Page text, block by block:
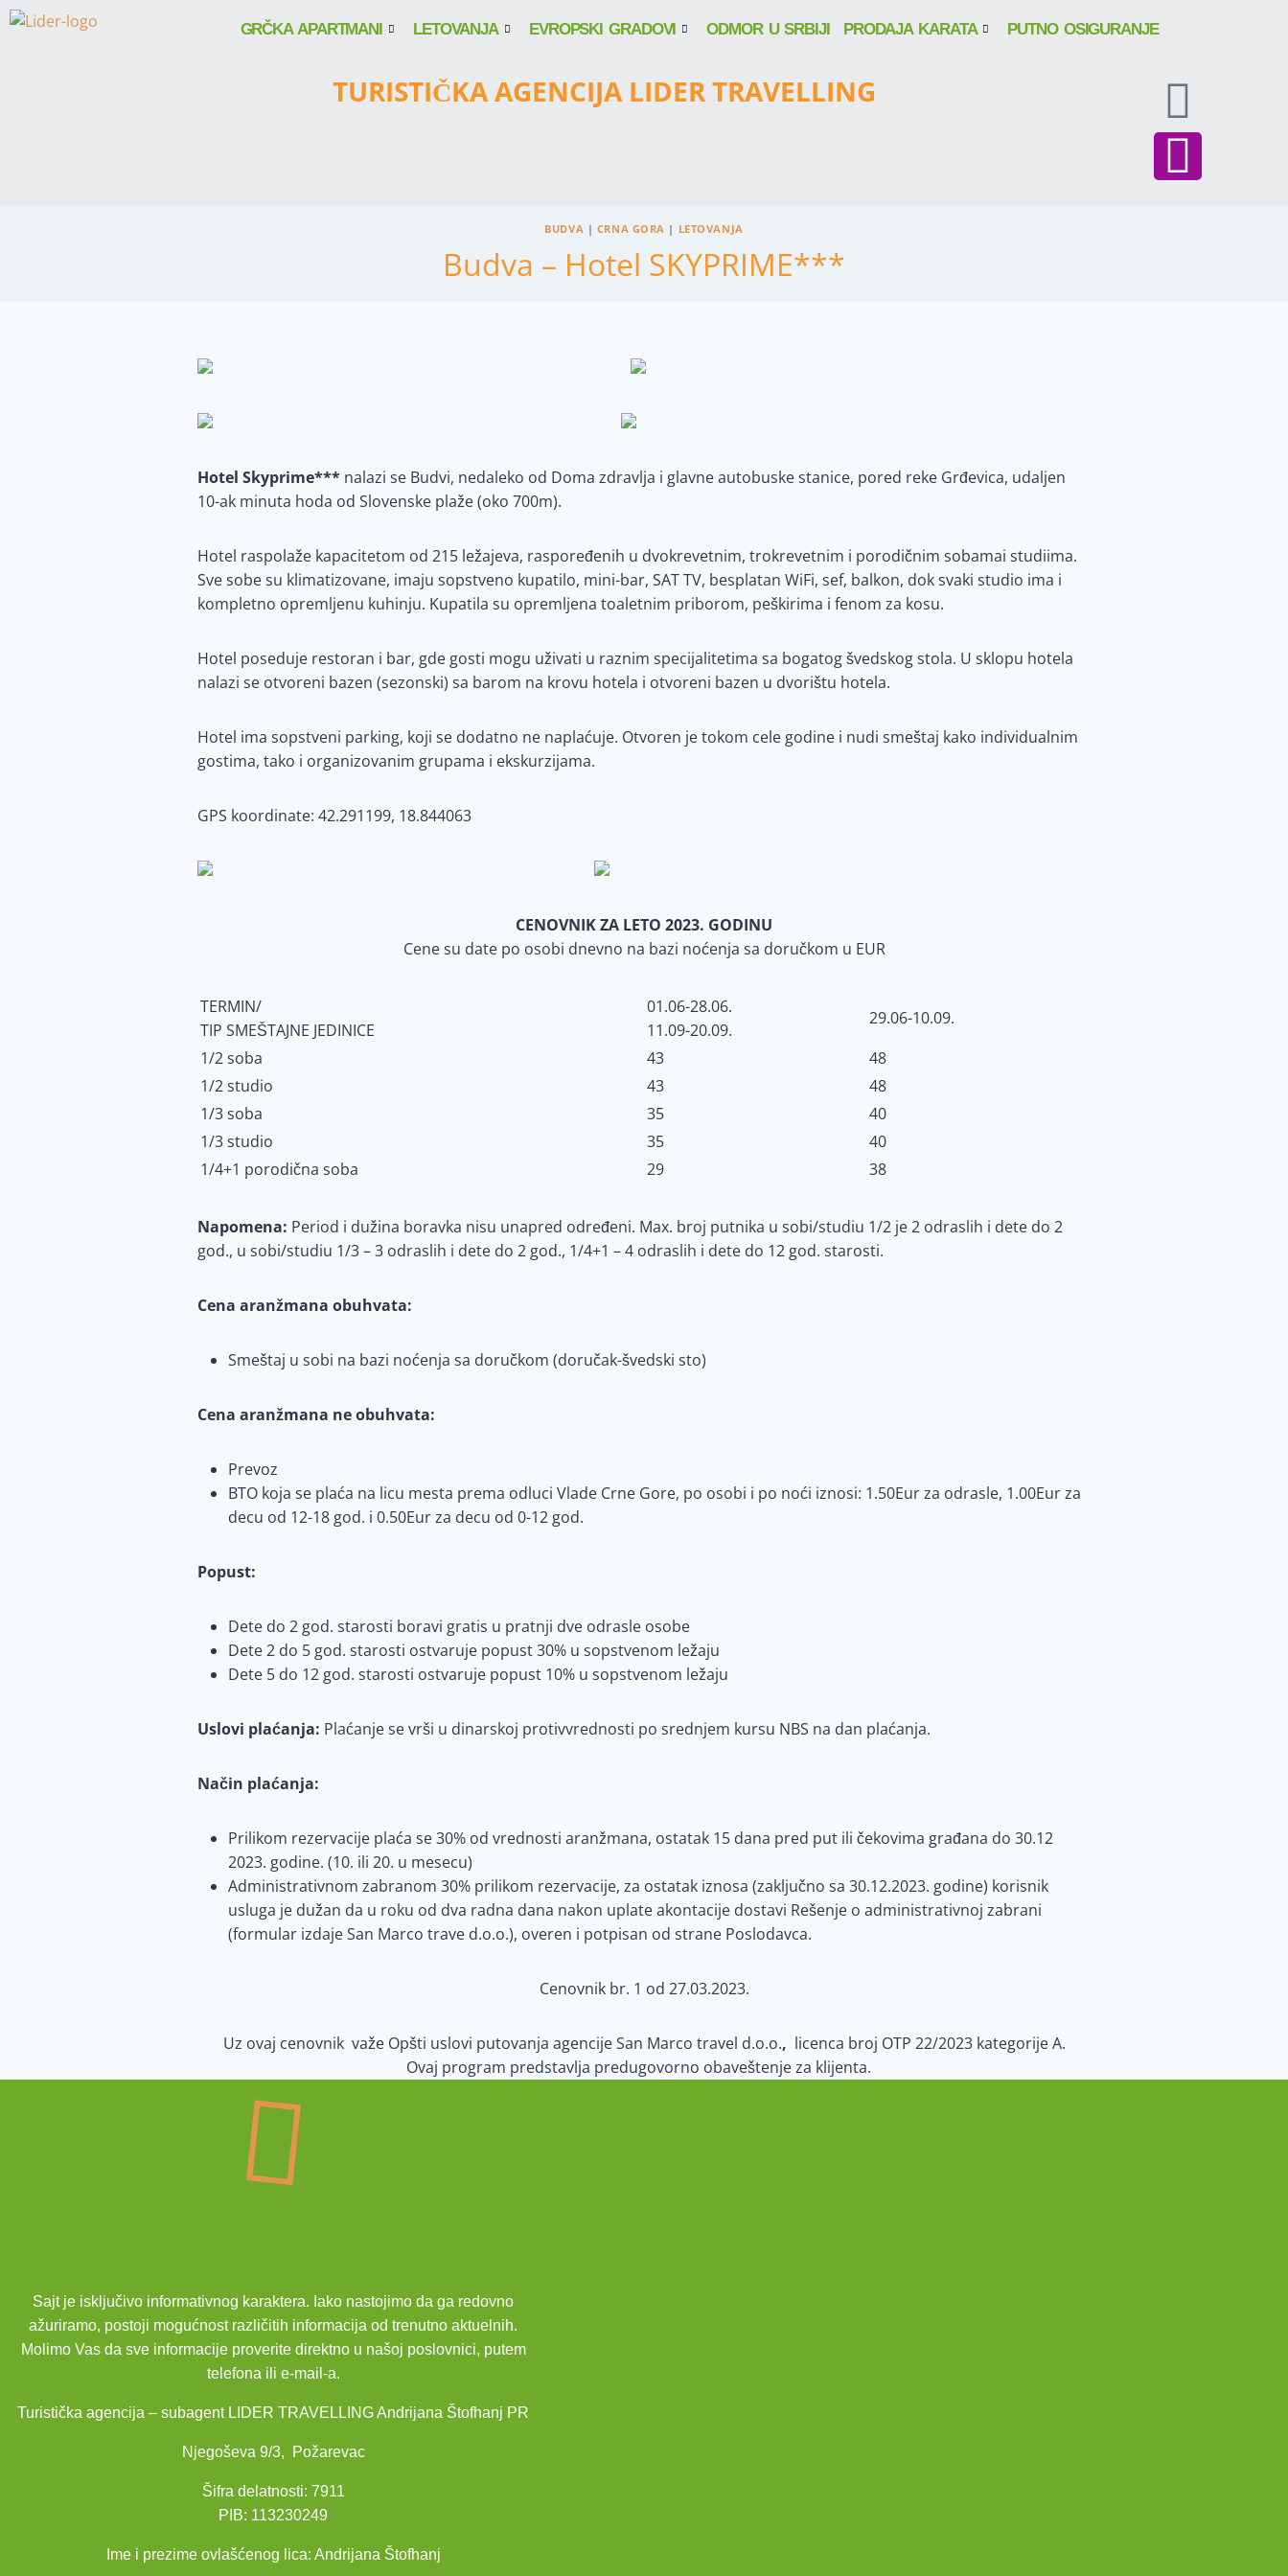
GRČKA APARTMANI LETOVANJA EVROPSKI GRADOVI ODMOR U SRBIJI PRODAJA KARATA PUTNO OSIGURANJE
TURISTIČKA AGENCIJA LIDER TRAVELLING
BUDVA | CRNA GORA | LETOVANJA
Budva – Hotel SKYPRIME***
Hotel Skyprime*** nalazi se Budvi, nedaleko od Doma zdravlja i glavne autobuske stanice, pored reke Grđevica, udaljen
10-ak minuta hoda od Slovenske plaže (oko 700m).
Hotel raspolaže kapacitetom od 215 ležajeva, raspoređenih u dvokrevetnim, trokrevetnim i porodičnim sobamai studiima.
Sve sobe su klimatizovane, imaju sopstveno kupatilo, mini-bar, SAT TV, besplatan WiFi, sef, balkon, dok svaki studio ima i
kompletno opremljenu kuhinju. Kupatila su opremljena toaletnim priborom, peškirima i fenom za kosu.
Hotel poseduje restoran i bar, gde gosti mogu uživati u raznim specijalitetima sa bogatog švedskog stola. U sklopu hotela
nalazi se otvoreni bazen (sezonski) sa barom na krovu hotela i otvoreni bazen u dvorištu hotela.
Hotel ima sopstveni parking, koji se dodatno ne naplaćuje. Otvoren je tokom cele godine i nudi smeštaj kako individualnim
gostima, tako i organizovanim grupama i ekskurzijama.
GPS koordinate: 42.291199, 18.844063
CENOVNIK ZA LETO 2023. GODINU
Cene su date po osobi dnevno na bazi noćenja sa doručkom u EUR
TERMIN/
TIP SMEŠTAJNE JEDINICE
01.06-28.06.
11.09-20.09.
29.06-10.09.
1/2 soba
43
48
1/2 studio
43
48
1/3 soba
35
40
1/3 studio
35
40
1/4+1 porodična soba
29 38
Napomena: Period i dužina boravka nisu unapred određeni. Max. broj putnika u sobi/studiu 1/2 je 2 odraslih i dete do 2
god., u sobi/studiu 1/3 – 3 odraslih i dete do 2 god., 1/4+1 – 4 odraslih i dete do 12 god. starosti.
Cena aranžmana obuhvata:
Smeštaj u sobi na bazi noćenja sa doručkom (doručak-švedski sto)
Cena aranžmana ne obuhvata:
Prevoz
BTO koja se plaća na licu mesta prema odluci Vlade Crne Gore, po osobi i po noći iznosi: 1.50Eur za odrasle, 1.00Eur za
decu od 12-18 god. i 0.50Eur za decu od 0-12 god.
Popust:
Dete do 2 god. starosti boravi gratis u pratnji dve odrasle osobe
Dete 2 do 5 god. starosti ostvaruje popust 30% u sopstvenom ležaju
Dete 5 do 12 god. starosti ostvaruje popust 10% u sopstvenom ležaju
Uslovi plaćanja: Plaćanje se vrši u dinarskoj protivvrednosti po srednjem kursu NBS na dan plaćanja.
Način plaćanja:
Prilikom rezervacije plaća se 30% od vrednosti aranžmana, ostatak 15 dana pred put ili čekovima građana do 30.12
2023. godine. (10. ili 20. u mesecu)
Administrativnom zabranom 30% prilikom rezervacije, za ostatak iznosa (zaključno sa 30.12.2023. godine) korisnik
usluga je dužan da u roku od dva radna dana nakon uplate akontacije dostavi Rešenje o administrativnoj zabrani
(formular izdaje San Marco trave d.o.o.), overen i potpisan od strane Poslodavca.
Cenovnik br. 1 od 27.03.2023.
Uz ovaj cenovnik važe Opšti uslovi putovanja agencije San Marco travel d.o.o., licenca broj OTP 22/2023 kategorije A.
Ovaj program predstavlja predugovorno obaveštenje za klijenta.
Sajt je isključivo informativnog karaktera. Iako nastojimo da ga redovno
ažuriramo, postoji mogućnost različitih informacija od trenutno aktuelnih.
Molimo Vas da sve informacije proverite direktno u našoj poslovnici, putem
telefona ili e-mail-a.
Turistička agencija – subagent LIDER TRAVELLING Andrijana Štofhanj PR
Njegoševa 9/3, Požarevac
Šifra delatnosti: 7911
PIB: 113230249
Ime i prezime ovlašćenog lica: Andrijana Štofhanj